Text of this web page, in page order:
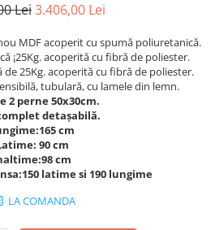
Lei3.406,00 Lei
MDF acoperit cu spumă poliuretanică.
¡25Kg. acoperită cu fibră de poliester.
25Kg. acoperită cu fibră de poliester.
tubulară, cu lamele din lemn.
2 perne 50x30cm.
detașabilă.
cm
90 cm
cm
latime si 190 lungime
LA COMANDA